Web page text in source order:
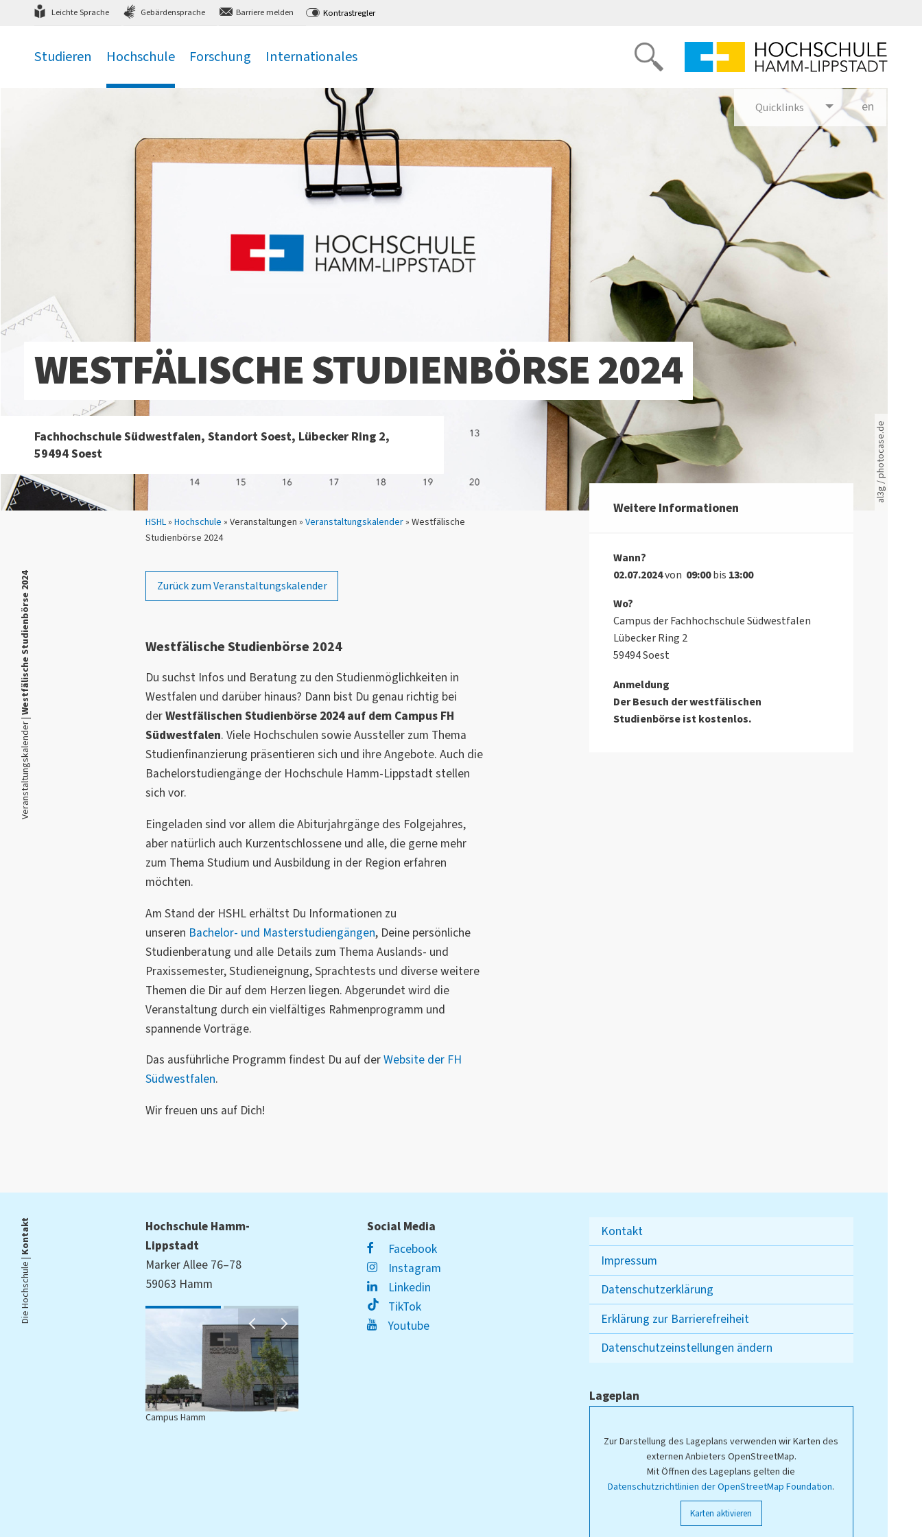
zum Hauptmenü zum Inhalt,
Leichte Sprache Gebärdensprache Barriere melden Kontrastregler
Studieren Hochschule Forschung Internationales
Quicklinks en
Sie sind hier:
HSHL» Hochschule » Veranstaltungen » Veranstaltungskalender» Westfälische
Studienbörse 2024
Rote leere Sitzreihen
al3g / photocase.de
WESTFÄLISCHE STUDIENBÖRSE 2024
Fachhochschule Südwestfalen, Standort Soest, Lübecker Ring 2,
59494 Soest
Veranstaltungskalender |
Westfälische Studienbörse 2024 Zurück zum Veranstaltungskalender
Westfälische Studienbörse 2024
Du suchst Infos und Beratung zu den Studienmöglichkeiten in
Westfalen und darüber hinaus? Dann bist Du genau richtig bei
derWestfälischen Studienbörse 2024 auf dem Campus FH
Südwestfalen. Viele Hochschulen sowie Aussteller zum Thema
Studienfinanzierung präsentieren sich und ihre Angebote. Auch die
Bachelorstudiengänge der Hochschule Hamm-Lippstadt stellen
sich vor.
Eingeladen sind vor allem die Abiturjahrgänge des Folgejahres,
aber natürlich auch Kurzentschlossene und alle, die gerne mehr
zum Thema Studium und Ausbildung in der Region erfahren
möchten.
Am Stand der HSHL erhältst Du Informationen zu
unseren Bachelor- und Masterstudiengängen, Deine persönliche
Studienberatung und alle Details zum Thema Auslands- und
Praxissemester, Studieneignung, Sprachtests und diverse weitere
Themen die Dir auf dem Herzen liegen. Abgerundet wird die
Veranstaltung durch ein vielfältiges Rahmenprogramm und
spannende Vorträge.
Das ausführliche Programm findest Du auf derWebsite der FH
Südwestfalen.
Wir freuen uns auf Dich!
Weitere Informationen
Wann?
02.07.2024von 09:00bis 13:00
Wo?
Campus der Fachhochschule Südwestfalen
Lübecker Ring 2
59494 Soest
Anmeldung
Der Besuch der westfälischen
Studienbörse ist kostenlos.
Die Hochschule |
Kontakt
Hochschule Hamm-
Lippstadt
Marker Allee 76–78
59063 Hamm
Campus Hamm
Social Media
Facebook
Instagram
Linkedin
TikTok
Youtube
Kontakt
Impressum
Datenschutzerklärung
Erklärung zur Barrierefreiheit
Datenschutzeinstellungen ändern
Lageplan
Zur Darstellung des Lageplans verwenden wir Karten des
externen Anbieters OpenStreetMap.
Mit Öffnen des Lageplans gelten die
Datenschutzrichtlinien der OpenStreetMap Foundation.
Karten aktivieren